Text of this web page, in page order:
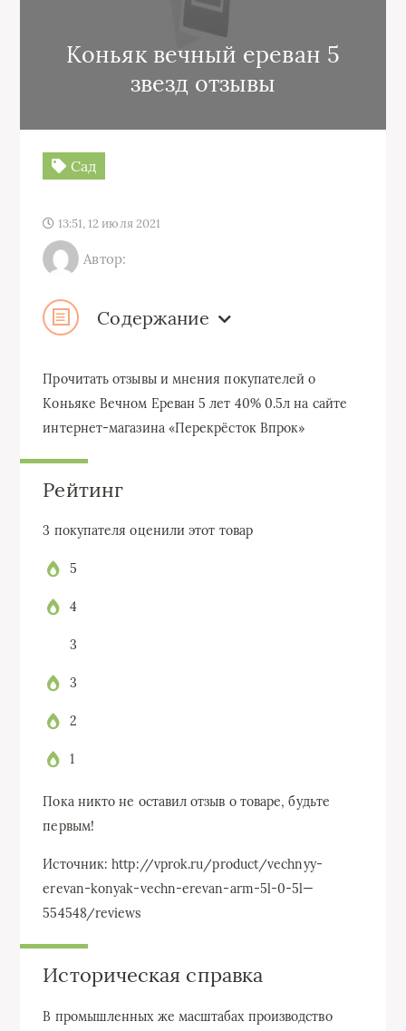
Коньяк вечный ереван 5
звезд отзывы
Сад
13:51, 12 июля 2021
Автор:
Содержание
Прочитать отзывы и мнения покупателей о
Коньяке Вечном Ереван 5 лет 40% 0.5л на сайте
интернет-магазина «Перекрёсток Впрок»
Рейтинг
3 покупателя оценили этот товар
5
4
3
3
2
1
Пока никто не оставил отзыв о товаре, будьте
первым!
Источник: http://vprok.ru/product/vechnyy-
erevan-konyak-vechn-erevan-arm-5l-0-5l—
554548/reviews
Историческая справка
В промышленных же масштабах производство